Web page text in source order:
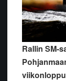
Rallin SM-